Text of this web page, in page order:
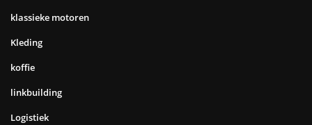
klassieke motoren
Kleding
koffie
linkbuilding
Logistiek